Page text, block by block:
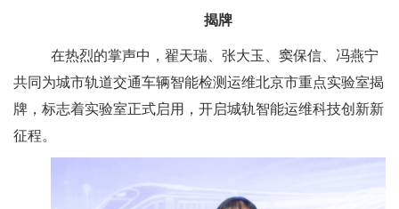
揭牌
在热烈的掌声中，翟天瑞、张大玉、窦保信、冯燕宁
共同为城市轨道交通车辆智能检测运维北京市重点实验室揭
牌，标志着实验室正式启用，开启城轨智能运维科技创新新
征程。